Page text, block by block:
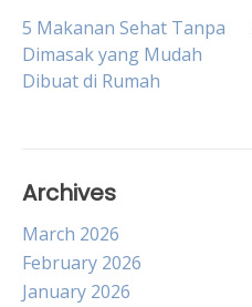
Post
navigation
5 Makanan Sehat Tanpa
Dimasak yang Mudah
Dibuat di Rumah
Archives
March 2026
February 2026
January 2026